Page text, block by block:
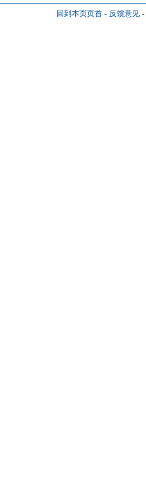
回到本页页首 - 反馈意见 -